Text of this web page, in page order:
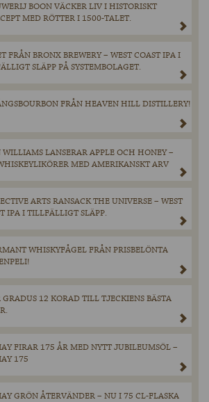
BOON VÄCKER LIV I HISTORISKT
MED RÖTTER I 1500-TALET.
FRÅN BRONX BREWERY – WEST COAST IPA I
SLÄPP PÅ SYSTEMBOLAGET.
FRÅN HEAVEN HILL DISTILLERY!
WILLIAMS LANSERAR APPLE OCH HONEY –
MED AMERIKANSKT ARV
ARTS RANSACK THE UNIVERSE – WEST
IPA I TILLFÄLLIGT SLÄPP.
WHISKYFÅGEL FRÅN PRISBELÖNTA
GRADUS 12 KORAD TILL TJECKIENS BÄSTA
FIRAR 175 ÅR MED NYTT JUBILEUMSÖL –
175
GRÖN ÅTERVÄNDER – NU I 75 CL-FLASKA